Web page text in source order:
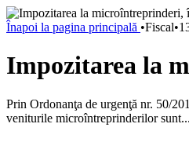
Înapoi la pagina principală •Fiscal•
Impozitarea la
Prin Ordonanţa de urgenţă nr. 50/
veniturile microîntreprinderilor sunt...